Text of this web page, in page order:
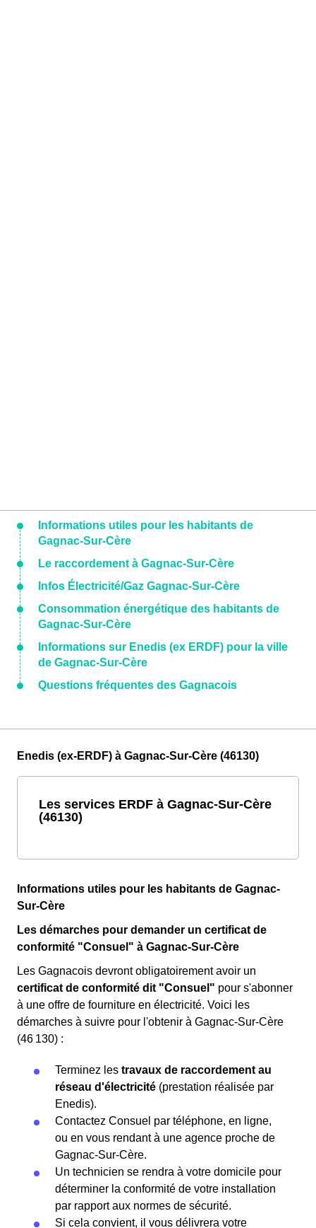
Informations utiles pour les habitants de
Gagnac-Sur-Cère
Le raccordement à Gagnac-Sur-Cère
Infos Électricité/Gaz Gagnac-Sur-Cère
Consommation énergétique des habitants de
Gagnac-Sur-Cère
Informations sur Enedis (ex ERDF) pour la ville
de Gagnac-Sur-Cère
Questions fréquentes des Gagnacois
Enedis (ex-ERDF) à Gagnac-Sur-Cère (46130)
Les services ERDF à Gagnac-Sur-Cère
(46130)
Informations utiles pour les habitants de Gagnac-
Sur-Cère
Les démarches pour demander un certificat de
conformité "Consuel" à Gagnac-Sur-Cère
Les Gagnacois devront obligatoirement avoir un
certificat de conformité dit "Consuel" pour s'abonner
à une offre de fourniture en électricité. Voici les
démarches à suivre pour l'obtenir à Gagnac-Sur-Cère
(46 130) :
Terminez les travaux de raccordement au
réseau d'électricité (prestation réalisée par
Enedis).
Contactez Consuel par téléphone, en ligne,
ou en vous rendant à une agence proche de
Gagnac-Sur-Cère.
Un technicien se rendra à votre domicile pour
déterminer la conformité de votre installation
par rapport aux normes de sécurité.
Si cela convient, il vous délivrera votre